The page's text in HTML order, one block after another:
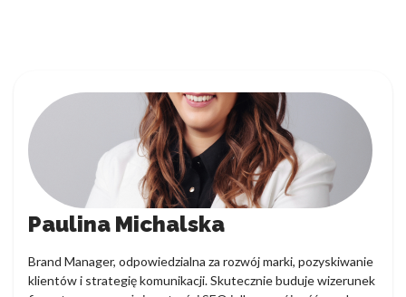
Paulina Michalska
Brand Manager, odpowiedzialna za rozwój marki, pozyskiwanie
klientów i strategię komunikacji. Skutecznie buduje wizerunek